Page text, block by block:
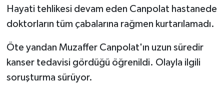
Hayati tehlikesi devam eden Canpolat hastanede
doktorların tüm çabalarına rağmen kurtarılamadı.
Öte yandan Muzaffer Canpolat'ın uzun süredir
kanser tedavisi gördüğü öğrenildi. Olayla ilgili
soruşturma sürüyor.